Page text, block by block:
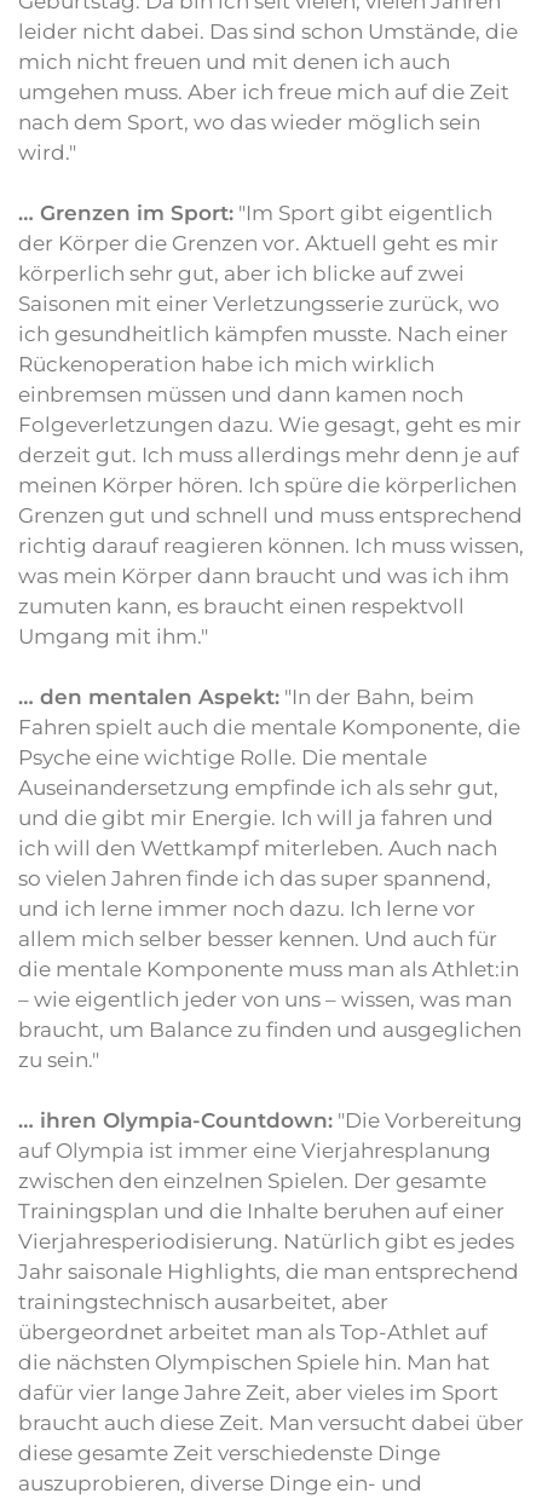
leider nicht dabei. Das sind schon Umstände, die
mich nicht freuen und mit denen ich auch
umgehen muss. Aber ich freue mich auf die Zeit
nach dem Sport, wo das wieder möglich sein
wird."
… Grenzen im Sport: "Im Sport gibt eigentlich
der Körper die Grenzen vor. Aktuell geht es mir
körperlich sehr gut, aber ich blicke auf zwei
Saisonen mit einer Verletzungsserie zurück, wo
ich gesundheitlich kämpfen musste. Nach einer
Rückenoperation habe ich mich wirklich
einbremsen müssen und dann kamen noch
Folgeverletzungen dazu. Wie gesagt, geht es mir
derzeit gut. Ich muss allerdings mehr denn je auf
meinen Körper hören. Ich spüre die körperlichen
Grenzen gut und schnell und muss entsprechend
richtig darauf reagieren können. Ich muss wissen,
was mein Körper dann braucht und was ich ihm
zumuten kann, es braucht einen respektvoll
Umgang mit ihm."
… den mentalen Aspekt: "In der Bahn, beim
Fahren spielt auch die mentale Komponente, die
Psyche eine wichtige Rolle. Die mentale
Auseinandersetzung empfinde ich als sehr gut,
und die gibt mir Energie. Ich will ja fahren und
ich will den Wettkampf miterleben. Auch nach
so vielen Jahren finde ich das super spannend,
und ich lerne immer noch dazu. Ich lerne vor
allem mich selber besser kennen. Und auch für
die mentale Komponente muss man als Athlet:in
– wie eigentlich jeder von uns – wissen, was man
braucht, um Balance zu finden und ausgeglichen
zu sein."
… ihren Olympia-Countdown: "Die Vorbereitung
auf Olympia ist immer eine Vierjahresplanung
zwischen den einzelnen Spielen. Der gesamte
Trainingsplan und die Inhalte beruhen auf einer
Vierjahresperiodisierung. Natürlich gibt es jedes
Jahr saisonale Highlights, die man entsprechend
trainingstechnisch ausarbeitet, aber
übergeordnet arbeitet man als Top-Athlet auf
die nächsten Olympischen Spiele hin. Man hat
dafür vier lange Jahre Zeit, aber vieles im Sport
braucht auch diese Zeit. Man versucht dabei über
diese gesamte Zeit verschiedenste Dinge
auszuprobieren, diverse Dinge ein- und